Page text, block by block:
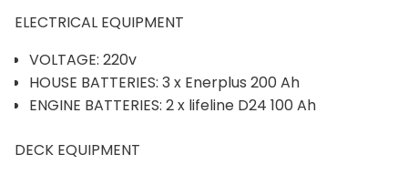
ELECTRICAL EQUIPMENT
VOLTAGE: 220v
HOUSE BATTERIES: 3 x Enerplus 200 Ah
ENGINE BATTERIES: 2 x lifeline D24 100 Ah
DECK EQUIPMENT